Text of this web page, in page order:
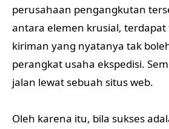
perusahaan pengangkutan
antara elemen krusial, terdapat
kiriman yang nyatanya tak
perangkat usaha ekspedisi.
jalan lewat sebuah situs web.
Oleh karena itu, bila sukses